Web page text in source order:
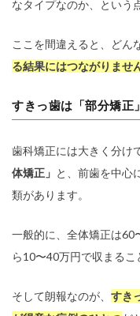
なタイプなのか、という
ここを間違えると、どん
る結果にはつながりませ
すきっ歯は「部分矯正
歯科矯正には大きく分け
体矯正」 と、前歯を中心
類があります。
一般的に、全体矯正は60
ら10〜40万円で収まるこ
そして朗報なのが、 すき